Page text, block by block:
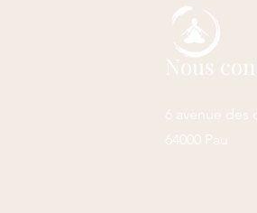
Nous
6 avenue des
64000 Pau